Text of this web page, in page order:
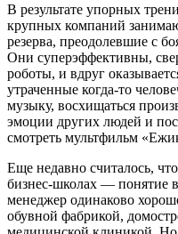
В результате упорных
крупных компаний
резерва, преодолевшие с
Они суперэффективны,
роботы, и вдруг
утраченные когда-то
музыку, восхищаться
эмоции других людей и
смотреть мультфильм
Еще недавно считалось,
бизнес-школах — понятие
менеджер одинаково
обувной фабрикой,